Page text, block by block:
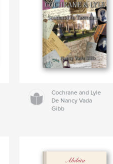
Cochrane and Lyle
De Nancy Vada
Gibb